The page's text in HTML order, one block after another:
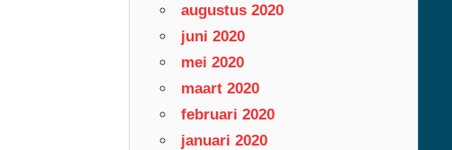
augustus 2020
juni 2020
mei 2020
maart 2020
februari 2020
januari 2020